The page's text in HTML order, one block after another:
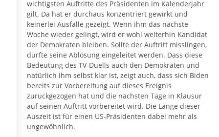
wichtigsten Auftritte des Präsidenten im Kalenderjahr
gilt. Da hat er durchaus konzentriert gewirkt und
keinerlei Ausfälle gezeigt. Wenn ihm das nächste
Woche wieder gelingt, wird er wohl weiterhin Kandidat
der Demokraten bleiben. Sollte der Auftritt misslingen,
dürfte seine Ablösung eingeleitet werden. Dass diese
Bedeutung des TV-Duells auch den Demokraten und
natürlich ihm selbst klar ist, zeigt auch, dass sich Biden
bereits zur Vorbereitung auf dieses Ereignis
zurückgezogen hat und die nächsten Tage in Klausur
auf seinen Auftritt vorbereitet wird. Die Länge dieser
Auszeit ist für einen US-Präsidenten dabei mehr als
ungewöhnlich.